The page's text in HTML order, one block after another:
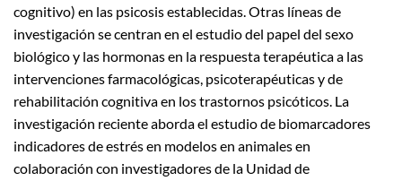
cognitivo) en las psicosis establecidas. Otras líneas de
investigación se centran en el estudio del papel del sexo
biológico y las hormonas en la respuesta terapéutica a las
intervenciones farmacológicas, psicoterapéuticas y de
rehabilitación cognitiva en los trastornos psicóticos. La
investigación reciente aborda el estudio de biomarcadores
indicadores de estrés en modelos en animales en
colaboración con investigadores de la Unidad de